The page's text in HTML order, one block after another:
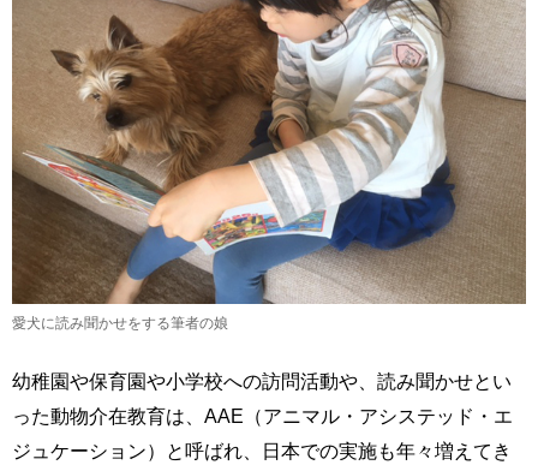
愛犬に読み聞かせをする筆者の娘
幼稚園や保育園や小学校への訪問活動や、読み聞かせとい
った動物介在教育は、AAE（アニマル・アシステッド・エ
ジュケーション）と呼ばれ、日本での実施も年々増えてき